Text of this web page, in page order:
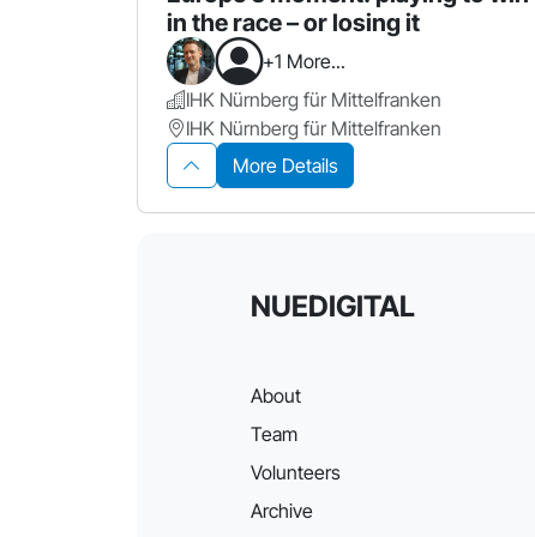
in the race – or losing it
+1 More...
IHK Nürnberg für Mittelfranken
IHK Nürnberg für Mittelfranken
More Details
NUEDIGITAL
About
Team
Volunteers
Archive